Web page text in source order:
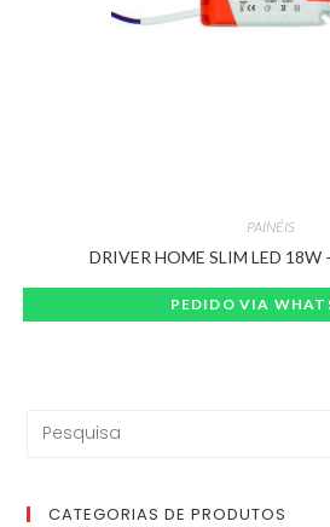
PAINÉIS
DRIVER HOME SLIM LED 18W
PEDIDO VIA
CATEGORIAS DE PRODUTOS